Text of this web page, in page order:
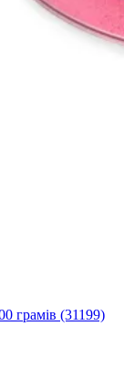
грамів (31199)